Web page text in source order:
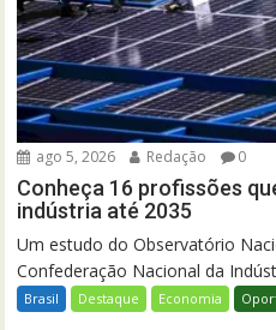
ago 5, 2026 Redação 0
Conheça 16 profissões
indústria até 2035
Um estudo do Observatório
Confederação Nacional da
Brasil Destaque Economia